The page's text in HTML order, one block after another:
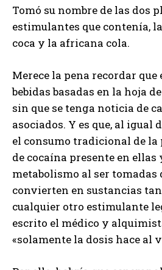
Tomó su nombre de las dos
estimulantes que contenía,
coca y la africana cola.
Merece la pena recordar que
bebidas basadas en la hoja
sin que se tenga noticia de
asociados. Y es que, al igual
el consumo tradicional de
de cocaína presente en ellas
metabolismo al ser tomadas
convierten en sustancias
cualquier otro estimulante
escrito el médico y
«solamente la dosis hace al